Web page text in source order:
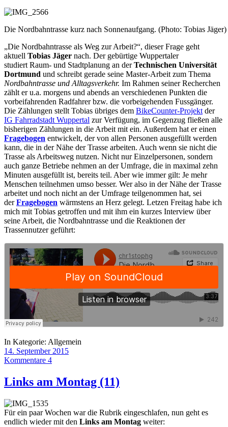
Die Nordbahntrasse kurz nach Sonnenaufgang. (Photo: Tobias Jäger)
„Die Nordbahntrasse als Weg zur Arbeit?“, dieser Frage geht
aktuell Tobias Jäger nach. Der gebürtige Wuppertaler
studiert Raum- und Stadtplanung an derTechnischen Universität
Dortmund und schreibt gerade seine Master-Arbeit zum Thema
Nordbahntrasse und Alltagsverkehr. Im Rahmen seiner Recherchen
zählt er u.a. morgens und abends an verschiedenen Punkten die
vorbeifahrenden Radfahrer bzw. die vorbeigehenden Fussgänger.
Die Zählungen stellt Tobias übriges dem BikeCounter-Projekt der
IG Fahrradstadt Wuppertal zur Verfügung, im Gegenzug fließen alle
bisherigen Zählungen in die Arbeit mit ein. Außerdem hat er einen
Fragebogen entwickelt, der von allen Personen ausgefüllt werden
kann, die in der Nähe der Trasse arbeiten. Auch wenn sie nicht die
Trasse als Arbeitsweg nutzen. Nicht nur Einzelpersonen, sondern
auch ganze Betriebe nehmen an der Umfrage, die in maximal zehn
Minuten ausgefüllt ist, bereits teil. Aber wie immer gilt: Je mehr
Menschen teilnehmen umso besser. Wer also in der Nähe der Trasse
arbeitet und noch nicht an der Umfrage teilgenommen hat, sei
derFragebogen wärmstens an Herz gelegt. Letzen Freitag habe ich
mich mit Tobias getroffen und mit ihm ein kurzes Interview über
seine Arbeit, die Nordbahntrasse und die Reaktionen der
Trassennutzer geführt:
In Kategorie: Allgemein
14. September 2015
Kommentare 4
Links am Montag (11)
Für ein paar Wochen war die Rubrik eingeschlafen, nun geht es
endlich wieder mit den Links am Montag weiter: